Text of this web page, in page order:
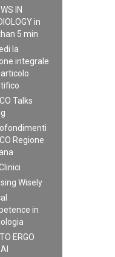
IN
in
5 min
la
integrale
Talks
Regione
Wisely
in
ERGO